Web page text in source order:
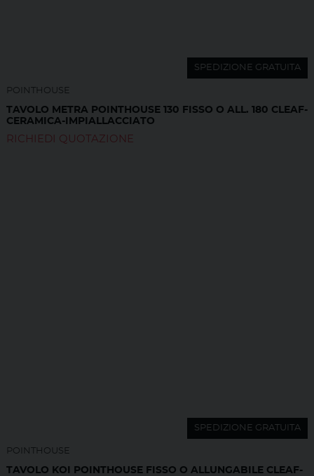
SPEDIZIONE GRATUITA
POINTHOUSE
TAVOLO METRA POINTHOUSE 130 FISSO O ALL. 180 CLEAF-
CERAMICA-IMPIALLACCIATO
RICHIEDI QUOTAZIONE
SPEDIZIONE GRATUITA
POINTHOUSE
TAVOLO KOI POINTHOUSE FISSO O ALLUNGABILE CLEAF-